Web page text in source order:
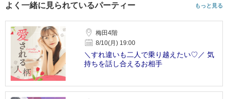
よく一緒に見られているパーティー もっと見る
梅田4階
8/10(月) 19:00
＼すれ違いも二人で乗り越えたい♡／ 気
持ちを話し合えるお相手